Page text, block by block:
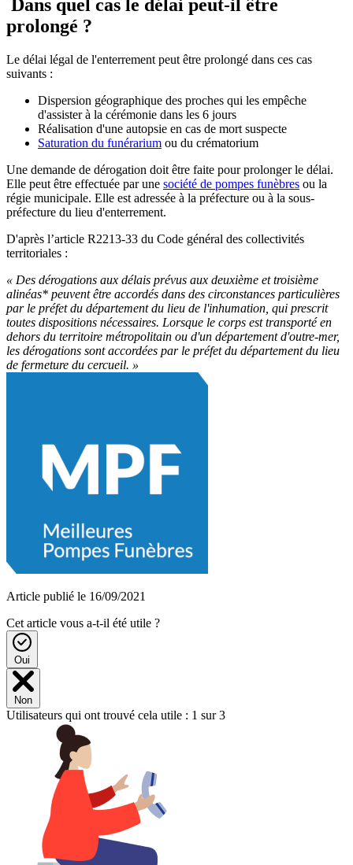
Dans quel cas le délai peut-il être
prolongé ?
Le délai légal de l'enterrement peut être prolongé dans ces cas
suivants :
Dispersion géographique des proches qui les empêche
d'assister à la cérémonie dans les 6 jours
Réalisation d'une autopsie en cas de mort suspecte
Saturation du funérarium ou du crématorium
Une demande de dérogation doit être faite pour prolonger le délai.
Elle peut être effectuée par une société de pompes funèbres ou la
régie municipale. Elle est adressée à la préfecture ou à la sous-
préfecture du lieu d'enterrement.
D'après l’article R2213-33 du Code général des collectivités
territoriales :
« Des dérogations aux délais prévus aux deuxième et troisième
alinéas* peuvent être accordés dans des circonstances particulières
par le préfet du département du lieu de l'inhumation, qui prescrit
toutes dispositions nécessaires. Lorsque le corps est transporté en
dehors du territoire métropolitain ou d'un département d'outre-mer,
les dérogations sont accordées par le préfet du département du lieu
de fermeture du cercueil. »
Article publié le 16/09/2021
Cet article vous a-t-il été utile ?
Oui
Non
Utilisateurs qui ont trouvé cela utile : 1 sur 3